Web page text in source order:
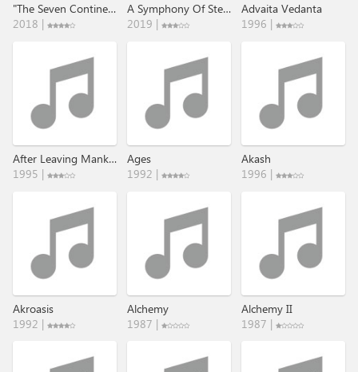
"The Seven Continents" - Part 7: Nordamerika .​.​. Through The Times​.​.​.
2018 |
A Symphony Of Steel Outtakes
2019 |
Advaita Vedanta
1996 |
After Leaving Mankind's Boundaries
1995 |
Ages
1992 |
Akash
1996 |
Akroasis
1992 |
Alchemy
1987 |
Alchemy II
1987 |